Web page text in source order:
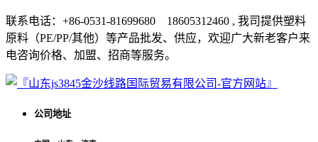
联系电话：+86-0531-81699680 18605312460 , 我司提供塑料
原料（PE/PP/其他）等产品批发、供应，欢迎广大新老客户来
电咨询价格、加盟、招商等服务。
公司地址